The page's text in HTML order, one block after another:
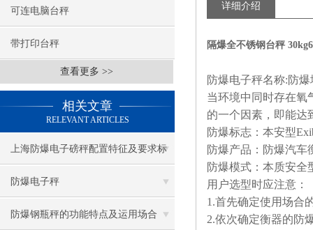
可连电脑台秤
带打印台秤
查看更多 >>
相关文章
RELEVANT ARTICLES
上海防爆电子磅秤配置特征及要求标
准
防爆电子秤
防爆钢瓶秤的功能特点及运用场合
详细介绍
隔爆全不锈钢台秤
防爆电子秤名称:防
当环境中同时存在氧
的一个因素，即能达
防爆标志：本安型
防爆产品：防爆汽车
防爆模式：本质安全
用户选型时应注意：
1.首先确定使用场合
2.依次确定衡器的防